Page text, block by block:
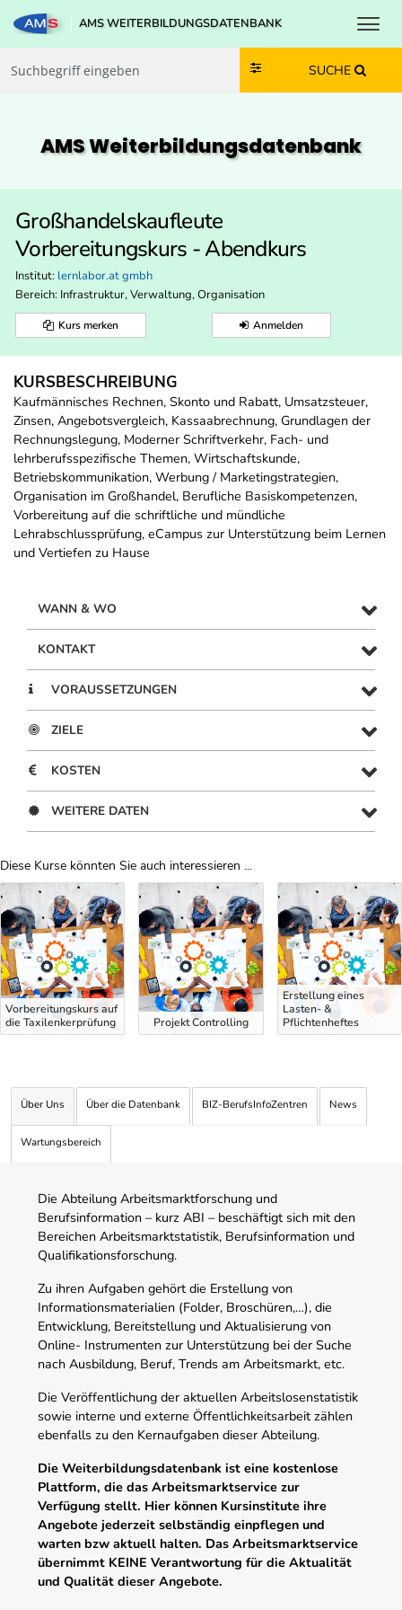
Zum Inhalt springen
Zum Navmenü springen
Zur Suche springen
Zur Footer springen
AMS WEITERBILDUNGSDATENBANK
SUCHE
AMS Weiterbildungs­datenbank
Großhandelskaufleute
Vorbereitungskurs - Abendkurs
Institut: lernlabor.at gmbh
Bereich: Infrastruktur, Verwaltung, Organisation
Kurs merken Anmelden
KURSBESCHREIBUNG
Kaufmännisches Rechnen, Skonto und Rabatt, Umsatzsteuer,
Zinsen, Angebotsvergleich, Kassaabrechnung, Grundlagen der
Rechnungslegung, Moderner Schriftverkehr, Fach- und
lehrberufsspezifische Themen, Wirtschaftskunde,
Betriebskommunikation, Werbung / Marketingstrategien,
Organisation im Großhandel, Berufliche Basiskompetenzen,
Vorbereitung auf die schriftliche und mündliche
Lehrabschlussprüfung, eCampus zur Unterstützung beim Lernen
und Vertiefen zu Hause
WANN & WO
KONTAKT
VORAUSSETZUNGEN
ZIELE
KOSTEN
WEITERE DATEN
Diese Kurse könnten Sie auch interessieren ...
Uber Weiterbildungsvorschläge
Vorbereitungskurs auf
die Taxilenkerprüfung
Projekt Controlling
Erstellung eines
Lasten- &
Pflichtenheftes
Über Uns Über die Datenbank BIZ-BerufsInfoZentren News
Wartungsbereich
Die Abteilung Arbeitsmarktforschung und
Berufsinformation – kurz ABI – beschäftigt sich mit den
Bereichen Arbeitsmarktstatistik, Berufsinformation und
Qualifikationsforschung.
Zu ihren Aufgaben gehört die Erstellung von
Informationsmaterialien (Folder, Broschüren,…), die
Entwicklung, Bereitstellung und Aktualisierung von
Online- Instrumenten zur Unterstützung bei der Suche
nach Ausbildung, Beruf, Trends am Arbeitsmarkt, etc.
Die Veröffentlichung der aktuellen Arbeitslosenstatistik
sowie interne und externe Öffentlichkeitsarbeit zählen
ebenfalls zu den Kernaufgaben dieser Abteilung.
Die Weiterbildungsdatenbank ist eine kostenlose
Plattform, die das Arbeitsmarktservice zur
Verfügung stellt. Hier können Kursinstitute ihre
Angebote jederzeit selbständig einpflegen und
warten bzw aktuell halten. Das Arbeitsmarktservice
übernimmt KEINE Verantwortung für die Aktualität
und Qualität dieser Angebote.